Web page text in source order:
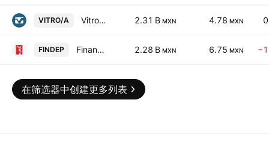
VITRO/A Vitro SAB de CV Class A 2.31 B MXN 4.78 MXN
FINDEP Financiera Independencia SAB de CV 2.28 B MXN 6.75 MXN
在筛选器中创建更多列表